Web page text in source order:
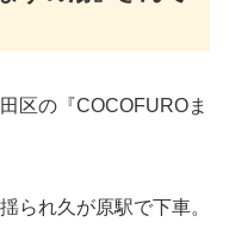
区の『COCOFUROま
られ久が原駅で下車。